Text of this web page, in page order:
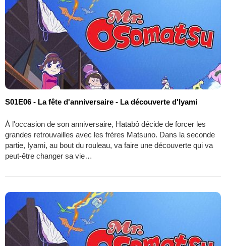
S01E06 - La fête d'anniversaire - La découverte d'Iyami
À l'occasion de son anniversaire, Hatabô décide de forcer les
grandes retrouvailles avec les frères Matsuno. Dans la seconde
partie, Iyami, au bout du rouleau, va faire une découverte qui va
peut-être changer sa vie…